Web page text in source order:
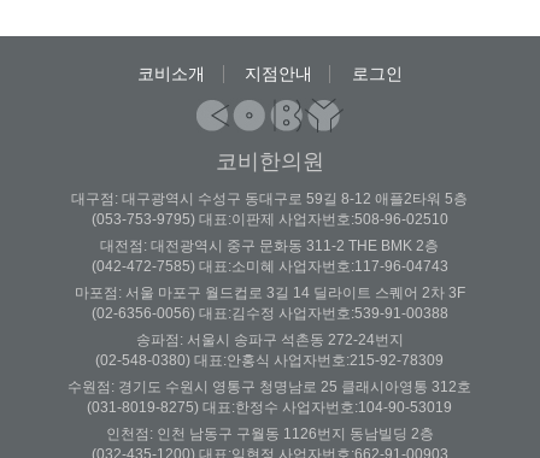
코비소개 지점안내 로그인
코비한의원
대구점: 대구광역시 수성구 동대구로 59길 8-12 애플2타워 5층
(053-753-9795) 대표:이판제 사업자번호:508-96-02510
대전점: 대전광역시 중구 문화동 311-2 THE BMK 2층
(042-472-7585) 대표:소미혜 사업자번호:117-96-04743
마포점: 서울 마포구 월드컵로 3길 14 딜라이트 스퀘어 2차 3F
(02-6356-0056) 대표:김수정 사업자번호:539-91-00388
송파점: 서울시 송파구 석촌동 272-24번지
(02-548-0380) 대표:안홍식 사업자번호:215-92-78309
수원점: 경기도 수원시 영통구 청명남로 25 클래시아영통 312호
(031-8019-8275) 대표:한정수 사업자번호:104-90-53019
인천점: 인천 남동구 구월동 1126번지 동남빌딩 2층
(032-435-1200) 대표:임현정 사업자번호:662-91-00903